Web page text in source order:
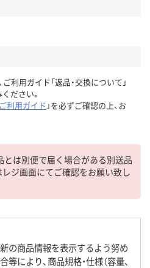
利用ガイド「返品・交換について」
ださい。
ご利用ガイド 」を必ずご確認の上、お
とは別便で届く場合がある別送品
ジ画面にてご確認をお願い致し
の商品情報を表示するよう努め
により、商品規格・仕様（容量、